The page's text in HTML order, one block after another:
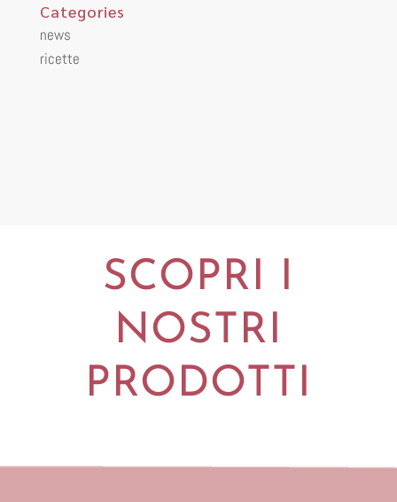
Categories
news
ricette
SCOPRI I
NOSTRI
PRODOTTI